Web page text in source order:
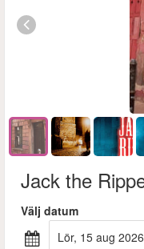
Jack the
Välj datum
lör, 15 aug 2026